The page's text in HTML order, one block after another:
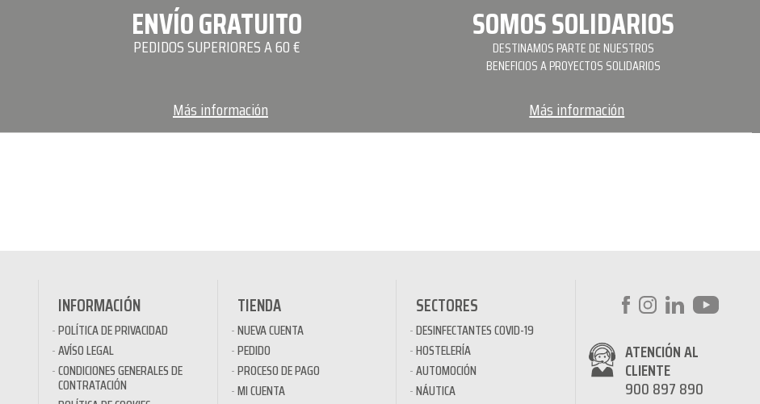
ENVÍO GRATUITO
PEDIDOS SUPERIORES A 60 €
Más información
SOMOS SOLIDARIOS
DESTINAMOS PARTE DE NUESTROS
BENEFICIOS A PROYECTOS SOLIDARIOS
Más información
INFORMACIÓN
POLÍTICA DE PRIVACIDAD
AVÍSO LEGAL
CONDICIONES GENERALES DE
CONTRATACIÓN
TIENDA
NUEVA CUENTA
PEDIDO
PROCESO DE PAGO
MI CUENTA
SECTORES
DESINFECTANTES COVID-19
HOSTELERÍA
AUTOMOCIÓN
NÁUTICA
ATENCIÓN AL
CLIENTE
900 897 890